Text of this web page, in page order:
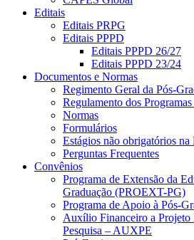
Editais
Editais PRPG
Editais PPPD
Editais PPPD 26/27
Editais PPPD 23/24
Documentos e Normas
Regimento Geral da Pós-
Regulamento dos
Normas
Formulários
Estágios não obrigatórios na
Perguntas Frequentes
Convênios
Programa de Extensão da
Graduação (PROEXT-PG)
Programa de Apoio à Pós-
Auxílio Financeiro a Projeto
Pesquisa – AUXPE